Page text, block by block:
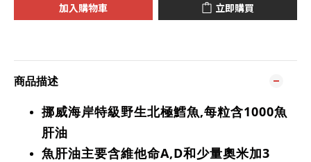
加入購物車 立即購買
商品描述
挪威海岸特級野生北極鱈魚,每粒含1000魚
肝油
魚肝油主要含維他命A,D和少量奧米加3